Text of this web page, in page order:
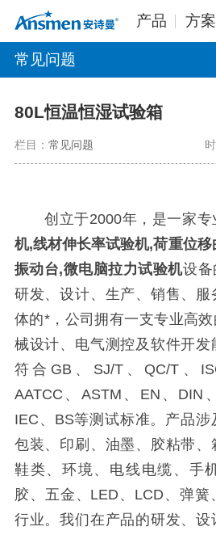
产品 方案
常见问题
80L恒温恒湿试验箱
栏目： 常见问题
创立于2000年，是一家专
机,线材伸长率试验机,荷重位
振动台,微电脑拉力试验机设备
研发、设计、生产、销售、
体的*，公司拥有一支专业高
械设计、电气测控及软件开
符合GB、SJ/T、QC/T、
AATCC、ASTM、EN、DIN
IEC、BS等测试标准。产品涉
包装、印刷、油墨、胶粘带、
鞋类、环境、电线电缆、手
胶、五金、LED、LCD、弹
行业。我们在产品的研发、设